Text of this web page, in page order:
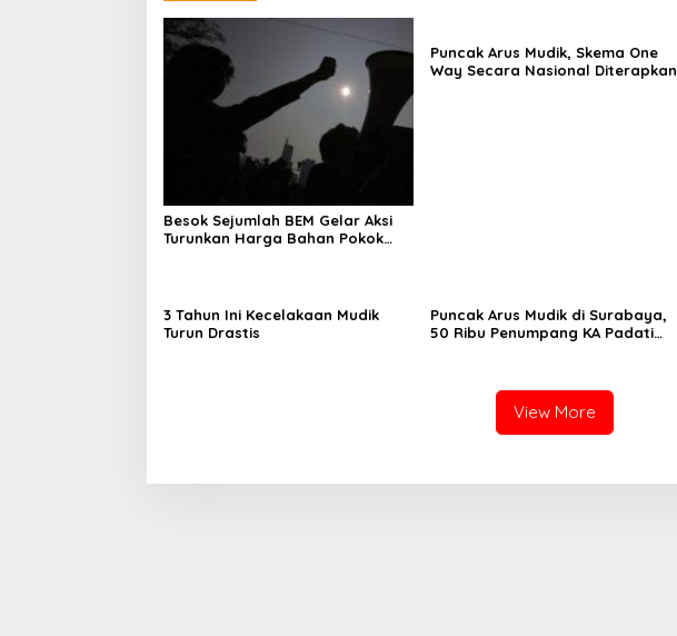
Besok Sejumlah BEM Gelar Aksi
Turunkan Harga Bahan Pokok
Puncak Arus Mudik, Skema One
Way Secara Nasional Diterapkan
3 Tahun Ini Kecelakaan Mudik
Turun Drastis
Puncak Arus Mudik di Surabaya,
50 Ribu Penumpang KA Padati
View More